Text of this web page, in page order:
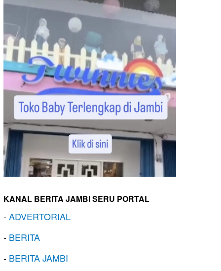
KANAL BERITA JAMBI SERU PORTAL
-ADVERTORIAL
- BERITA
- BERITA JAMBI